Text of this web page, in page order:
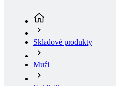
Muži
Cyklistika
Dresy dlouhý rukáv